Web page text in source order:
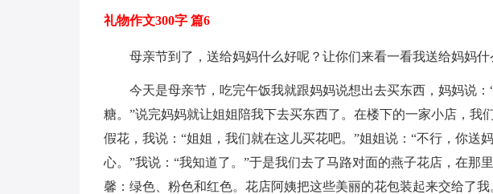
礼物作文300字 篇6
母亲节到了，送给妈妈什么好呢？让你们来看一看我送给妈妈什
今天是母亲节，吃完午饭我就跟妈妈说想出去买东西，妈妈说：
糖。”说完妈妈就让姐姐陪我下去买东西了。在楼下的一家小店，我
假花，我说：“姐姐，我们就在这儿买花吧。”姐姐说：“不行，你送
心。”我说：“我知道了。”于是我们去了马路对面的燕子花店，在那
馨：绿色、粉色和红色。花店阿姨把这些美丽的花包装起来交给了